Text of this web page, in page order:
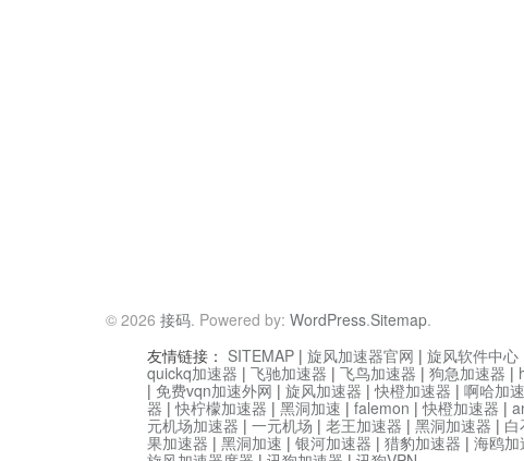
© 2026 接码. Powered by: WordPress.Sitemap.
友情链接： SITEMAP | 旋风加速器官网 | 旋风软件中心
quickq加速器 | 飞驰加速器 | 飞鸟加速器 | 狗急加速器 |
| 免费vqn加速外网 | 旋风加速器 |快橙加速器 | 啊哈加
器 |快柠檬加速器 | 黑洞加速 | falemon |快橙加速器 |
元机场加速器 | 一元机场 | 老王加速器 | 黑洞加速器 | 白
果加速器 | 黑洞加速 | 银河加速器 | 猎豹加速器 | 海鸥加